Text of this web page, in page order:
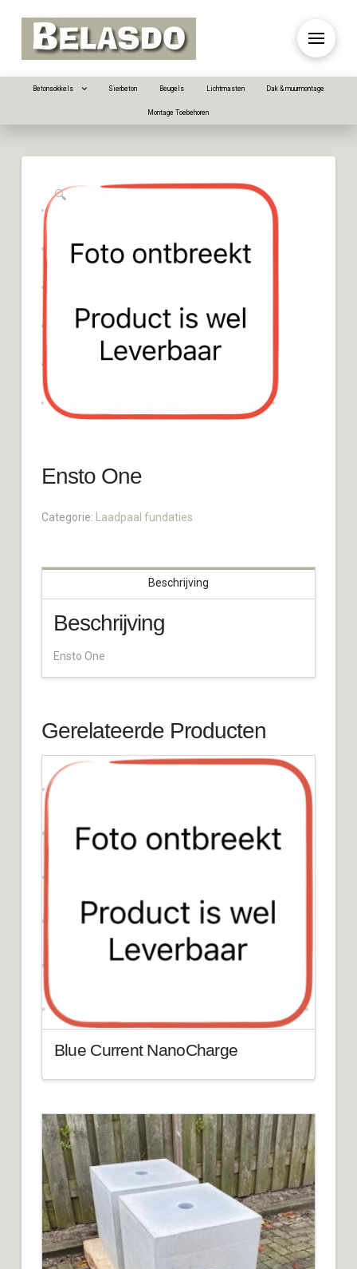
Betonsokkels Sierbeton Beugels Lichtmasten Dak & muurmontage
Montage Toebehoren
🔍
Ensto One
Categorie: Laadpaal fundaties
Beschrijving
Beschrijving
Ensto One
Gerelateerde Producten
Blue Current NanoCharge